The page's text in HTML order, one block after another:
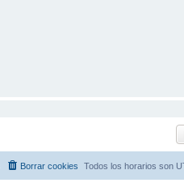
Todos los horarios son
Borrar cookies